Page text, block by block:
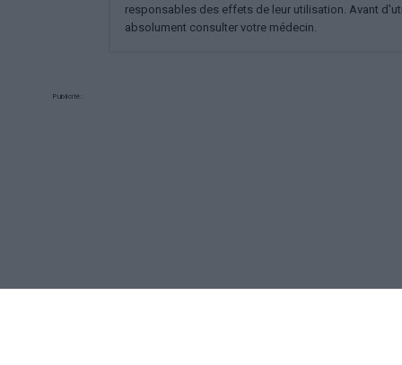
responsables des effets de leur utilisation. Avant
absolument consulter votre médecin.
Publicité: